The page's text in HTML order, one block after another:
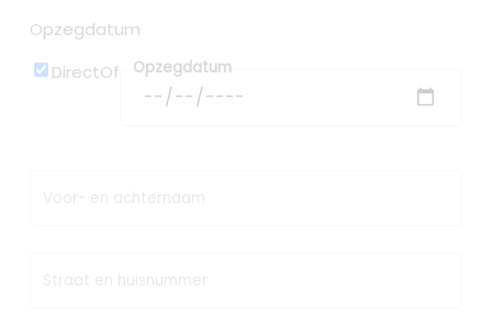
Opzegdatum
DirectOf Opzegdatum
Voor- en achternaam
Straat en huisnummer